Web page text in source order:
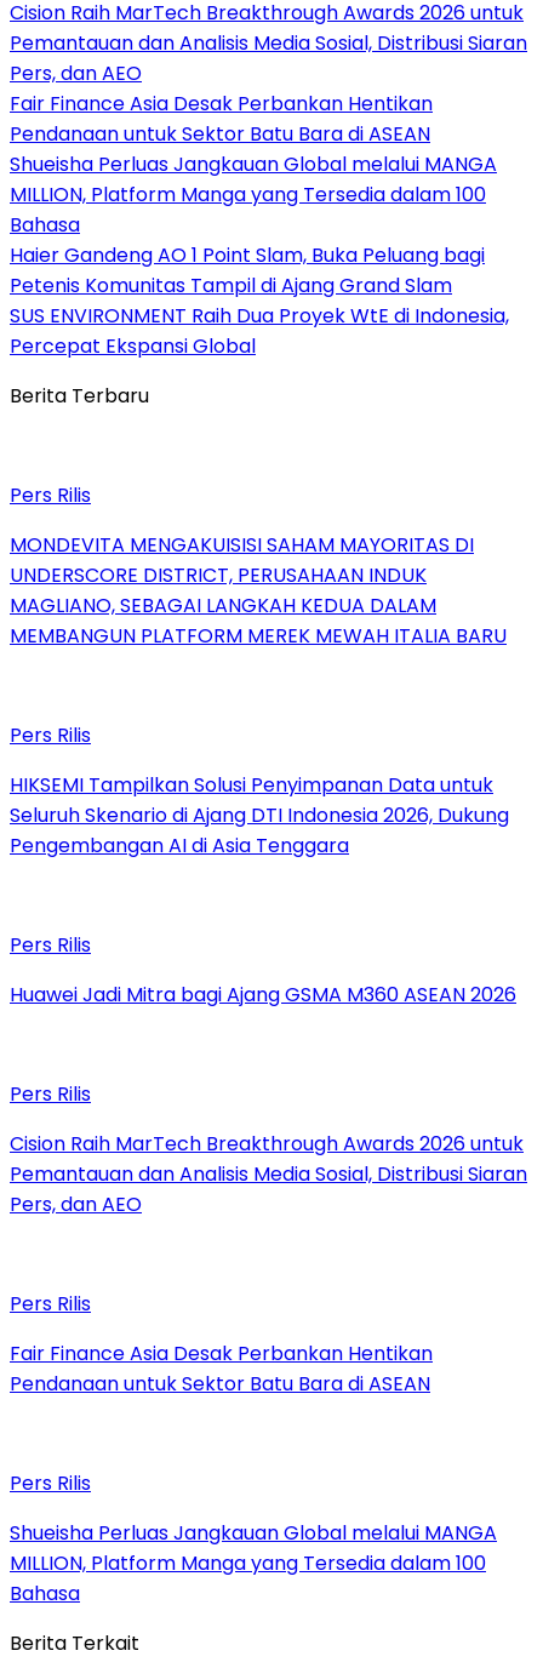
Cision Raih MarTech Breakthrough Awards 2026 untuk
Pemantauan dan Analisis Media Sosial, Distribusi Siaran
Pers, dan AEO
Fair Finance Asia Desak Perbankan Hentikan
Pendanaan untuk Sektor Batu Bara di ASEAN
Shueisha Perluas Jangkauan Global melalui MANGA
MILLION, Platform Manga yang Tersedia dalam 100
Bahasa
Haier Gandeng AO 1 Point Slam, Buka Peluang bagi
Petenis Komunitas Tampil di Ajang Grand Slam
SUS ENVIRONMENT Raih Dua Proyek WtE di Indonesia,
Percepat Ekspansi Global
Berita Terbaru
Pers Rilis
MONDEVITA MENGAKUISISI SAHAM MAYORITAS DI
UNDERSCORE DISTRICT, PERUSAHAAN INDUK
MAGLIANO, SEBAGAI LANGKAH KEDUA DALAM
MEMBANGUN PLATFORM MEREK MEWAH ITALIA BARU
Pers Rilis
HIKSEMI Tampilkan Solusi Penyimpanan Data untuk
Seluruh Skenario di Ajang DTI Indonesia 2026, Dukung
Pengembangan AI di Asia Tenggara
Pers Rilis
Huawei Jadi Mitra bagi Ajang GSMA M360 ASEAN 2026
Pers Rilis
Cision Raih MarTech Breakthrough Awards 2026 untuk
Pemantauan dan Analisis Media Sosial, Distribusi Siaran
Pers, dan AEO
Pers Rilis
Fair Finance Asia Desak Perbankan Hentikan
Pendanaan untuk Sektor Batu Bara di ASEAN
Pers Rilis
Shueisha Perluas Jangkauan Global melalui MANGA
MILLION, Platform Manga yang Tersedia dalam 100
Bahasa
Berita Terkait